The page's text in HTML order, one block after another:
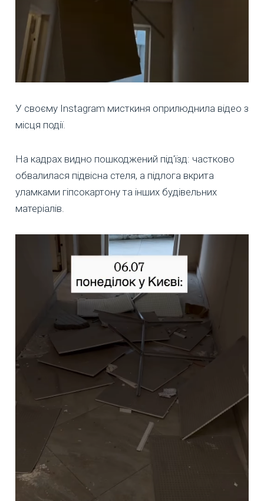
У своєму Instagram мисткиня оприлюднила відео з
місця події.
На кадрах видно пошкоджений під'їзд: частково
обвалилася підвісна стеля, а підлога вкрита
уламками гіпсокартону та інших будівельних
матеріалів.